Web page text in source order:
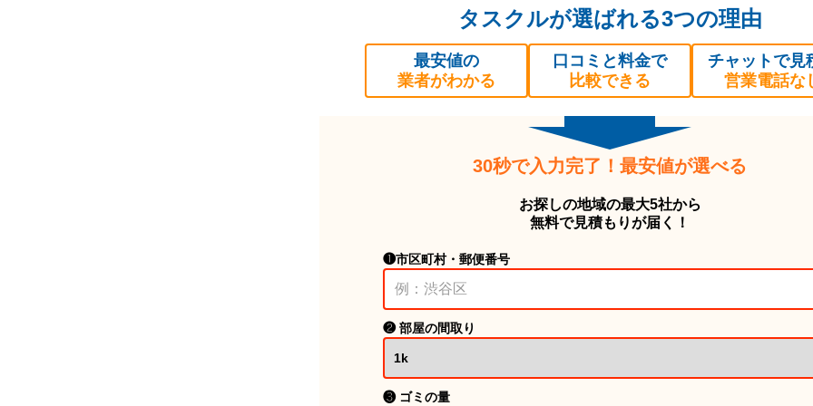
タスクルが選ばれる3つの理由
最安値の
業者がわかる
口コミと料金で
比較できる
チャットで見
営業電話な
30秒で入力完了！最安値が選べる
お探しの地域の最大5社から
無料で見積もりが届く！
❶市区町村・郵便番号
❷ 部屋の間取り
❸ ゴミの量